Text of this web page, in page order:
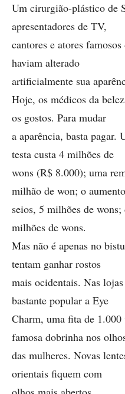
Um cirurgião-plástico de
apresentadores de TV,
cantores e atores
haviam alterado
artificialmente sua
Hoje, os médicos da
os gostos. Para mudar
a aparência, basta pagar.
testa custa 4 milhões de
wons (R$ 8.000); uma
milhão de won; o
seios, 5 milhões de
milhões de wons.
Mas não é apenas no
tentam ganhar rostos
mais ocidentais. Nas
bastante popular a Eye
Charm, uma fita de
famosa dobrinha nos
das mulheres. Novas
orientais fiquem com